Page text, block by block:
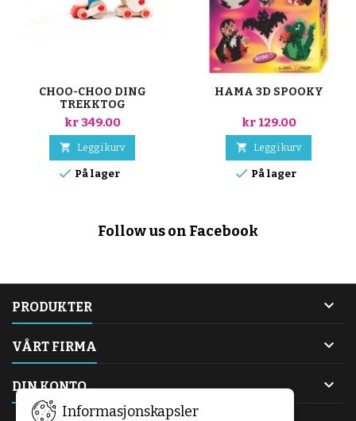
CHOO-CHOO DING
TREKKTOG
kr 349.00
 Legg i kurv
 På lager
HAMA 3D SPOOKY
kr 129.00
 Legg i kurv
 På lager
Follow us on Facebook
PRODUKTER 
VÅRT FIRMA 
DIN KONTO 
Informasjonskapsler